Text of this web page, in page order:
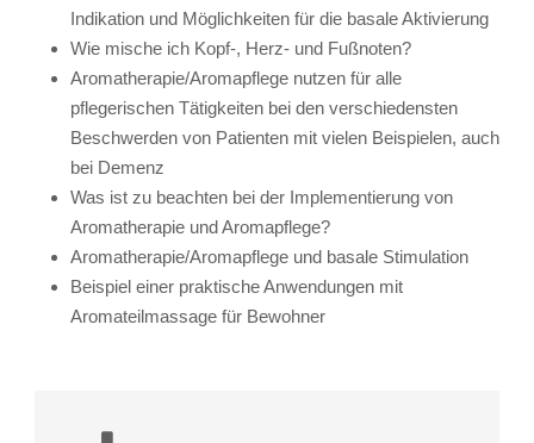
Indikation und Möglichkeiten für die basale Aktivierung
Wie mische ich Kopf-, Herz- und Fußnoten?
Aromatherapie/Aromapflege nutzen für alle
pflegerischen Tätigkeiten bei den verschiedensten
Beschwerden von Patienten mit vielen Beispielen, auch
bei Demenz
Was ist zu beachten bei der Implementierung von
Aromatherapie und Aromapflege?
Aromatherapie/Aromapflege und basale Stimulation
Beispiel einer praktische Anwendungen mit
Aromateilmassage für Bewohner